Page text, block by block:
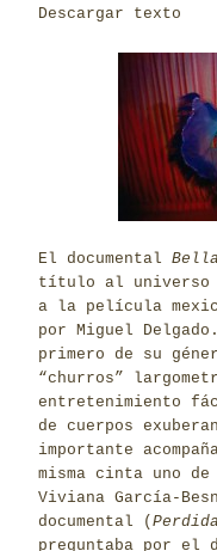
Descargar texto
El documental
título al universo
a la película
por Miguel
primero de su
“churros”
entretenimiento
de cuerpos
importante
misma cinta uno
Viviana García-
documental (
preguntaba por el